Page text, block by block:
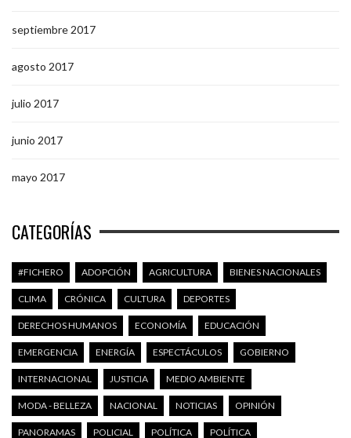
septiembre 2017
agosto 2017
julio 2017
junio 2017
mayo 2017
CATEGORÍAS
#FICHERO ADOPCIÓN AGRICULTURA BIENES NACIONALES
CLIMA CRÓNICA CULTURA DEPORTES
DERECHOS HUMANOS ECONOMÍA EDUCACIÓN
EMERGENCIA ENERGÍA ESPECTÁCULOS GOBIERNO
INTERNACIONAL JUSTICIA MEDIO AMBIENTE
MODA - BELLEZA NACIONAL NOTICIAS OPINIÓN
PANORAMAS POLICIAL POLÍTICA POLÍTICA